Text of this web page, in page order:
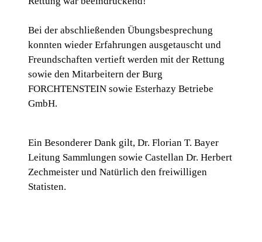
Bei der abschließenden Übungsbesprechung
konnten wieder Erfahrungen ausgetauscht und
Freundschaften vertieft werden mit der Rettung
sowie den Mitarbeitern der Burg
FORCHTENSTEIN sowie Esterhazy Betriebe
GmbH.
Ein Besonderer Dank gilt, Dr. Florian T. Bayer
Leitung Sammlungen sowie Castellan Dr. Herbert
Zechmeister und Natürlich den freiwilligen
Statisten.